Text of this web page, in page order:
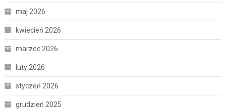
maj 2026
kwiecień 2026
marzec 2026
luty 2026
styczeń 2026
grudzień 2025